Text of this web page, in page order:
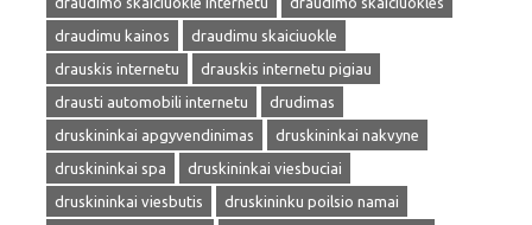
draudimu kainos
draudimu skaiciuokle
drauskis internetu
drauskis internetu pigiau
drausti automobili internetu
drudimas
druskininkai apgyvendinimas
druskininkai nakvyne
druskininkai spa
druskininkai viesbuciai
druskininkai viesbutis
druskininku poilsio namai